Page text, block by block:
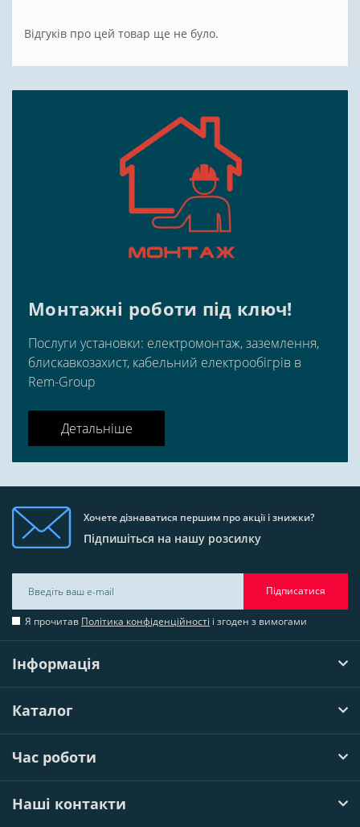
Відгуків про цей товар ще не було.
Монтажні роботи під ключ!
Послуги установки: електромонтаж, заземлення,
блискавкозахист, кабельний електрообігрів в
Rem-Group
Детальніше
Хочете дізнаватися першим про акції і знижки?
Підпишіться на нашу розсилку
Підписатися
Я прочитав Політика конфіденційності і згоден з вимогами
Інформація
Каталог
Час роботи
Наші контакти